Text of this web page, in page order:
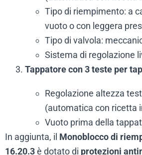
Tipo di riempimento: a
vuoto o con leggera
Tipo di valvola:
Sistema di regolazione
Tappatore con 3 teste per
Regolazione altezza
(automatica con ricetta
Vuoto prima della
In aggiunta, il Monoblocco di
16.20.3è dotato di protezioni